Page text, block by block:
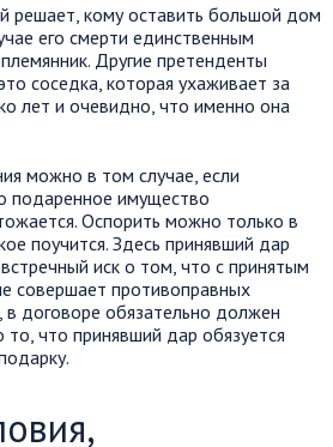
решает, кому оставить большой дом
его смерти единственным
Другие претенденты
соседка, которая ухаживает за
лет и очевидно, что именно она
можно в том случае, если
подаренное имущество
Оспорить можно только в
поучится. Здесь принявший дар
иск о том, что с принятым
совершает противоправных
в договоре обязательно должен
то, что принявший дар обязуется